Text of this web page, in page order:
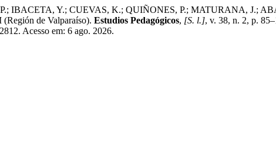
Y.; CUEVAS, K.; QUIÑONES, P.; MATURANA, J.;
(Región de Valparaíso). Estudios Pedagógicos, [S. l.], v. 38, n. 2, p.
Acesso em: 6 ago. 2026.